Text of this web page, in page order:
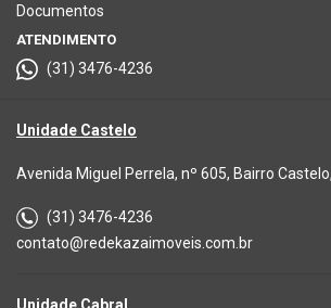
Documentos
ATENDIMENTO
(31) 3476-4236
Unidade Castelo
Avenida Miguel Perrela, nº 605, Bairro
(31) 3476-4236
contato@redekazaimoveis.com.br
Unidade Cabral